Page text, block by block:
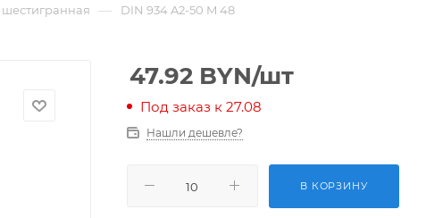
— DIN 934 A2-50 M 48
47.92 BYN/шт
Под заказ к 27.08
Нашли дешевле?
В КОРЗИНУ